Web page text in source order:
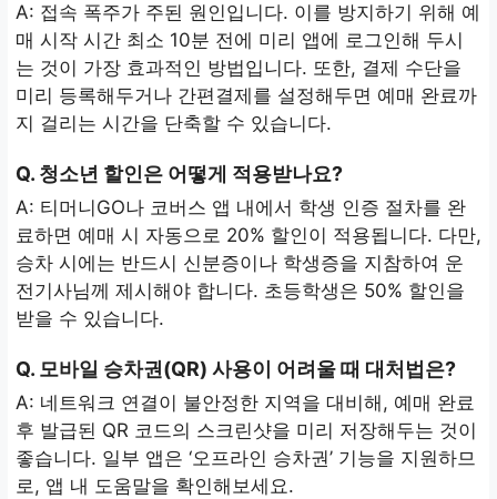
A: 접속 폭주가 주된 원인입니다. 이를 방지하기 위해 예
매 시작 시간 최소 10분 전에 미리 앱에 로그인해 두시
는 것이 가장 효과적인 방법입니다. 또한, 결제 수단을
미리 등록해두거나 간편결제를 설정해두면 예매 완료까
지 걸리는 시간을 단축할 수 있습니다.
Q. 청소년 할인은 어떻게 적용받나요?
A: 티머니GO나 코버스 앱 내에서 학생 인증 절차를 완
료하면 예매 시 자동으로 20% 할인이 적용됩니다. 다만,
승차 시에는 반드시 신분증이나 학생증을 지참하여 운
전기사님께 제시해야 합니다. 초등학생은 50% 할인을
받을 수 있습니다.
Q. 모바일 승차권(QR) 사용이 어려울 때 대처법은?
A: 네트워크 연결이 불안정한 지역을 대비해, 예매 완료
후 발급된 QR 코드의 스크린샷을 미리 저장해두는 것이
좋습니다. 일부 앱은 ‘오프라인 승차권’ 기능을 지원하므
로, 앱 내 도움말을 확인해보세요.